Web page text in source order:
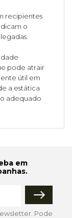
recipientes
o
pode atrair
útil em
a estática
adequado
em
Pode